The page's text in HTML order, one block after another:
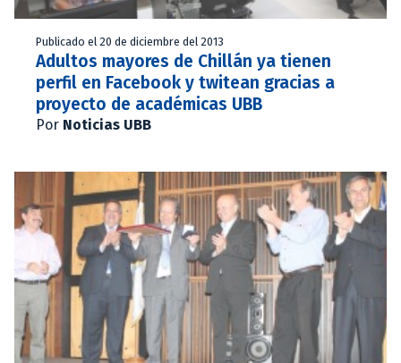
Publicado el 20 de diciembre del 2013
Adultos mayores de Chillán ya tienen
perfil en Facebook y twitean gracias a
proyecto de académicas UBB
Por Noticias UBB